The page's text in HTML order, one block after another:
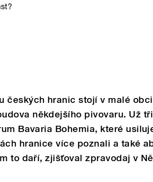
českých hranic stojí v malé
někdejšího pivovaru. Už
Bavaria Bohemia, které
hranice více poznali a také
to daří, zjišťoval zpravodaj v